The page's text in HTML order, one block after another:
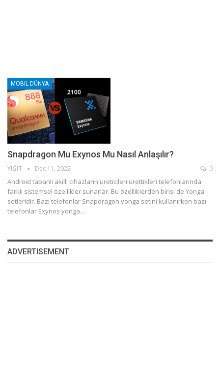
MOBIL DÜNYA
Snapdragon Mu Exynos Mu Nasıl Anlaşılır?
YIĞIT Dec 11, 2022 0
Android tabanlı akıllı cihazların üreticileri ürettikleri telefonlarında
farklı sistemsel özellikler sunarlar. Bu özelliklerden birisi de Yonga
setleridir. Bazı telefonlar Snapdragon yonga setini kullanırken bazı
telefonlar Exynos yonga…
ADVERTISEMENT